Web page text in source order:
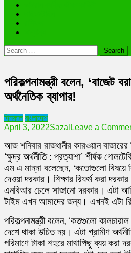
Search
for:
পরিকল্পনামন্ত্রী বলেন, ‘বাজেট
অর্থনৈতিক ব্যাপার!
দিনকাল বাংলাদেশ
April 3, 2022Sazal Leave a
আজ শনিবার রাজধানীর কারওয়ান
‘ক্ষুদ্র অর্থনীতি : প্রত্যাশা’ শীর্ষক
এম এ মান্না বলেছেন, ‌‘কতোগুলো বিষয়ে
দেওয়া দরকার। শিক্ষার রিফর্ম করা
এনবিআর ঢেলে সাজানো দরকার। এটা
টাইম এখন আমাদের জন্য। এখনই এটা
পরিকল্পনামন্ত্রী বলেন, ‘কতগুলো
দেশে থাকা উচিত নয়। এটা গ্রামীণ
পরিমাণে টাকা শহরে মাথাপিছু ব্যয় করা